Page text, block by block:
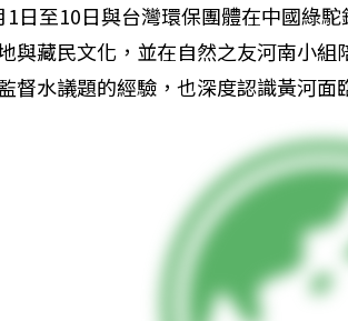
1日至10日與台灣環保團體在中國綠
與藏民文化，並在自然之友河南小
督水議題的經驗，也深度認識黃河面